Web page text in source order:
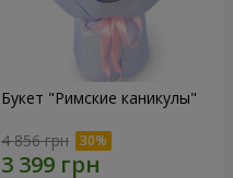
Букет "Римские каникулы"
4 856 грн